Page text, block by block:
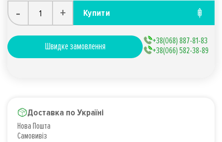
- + Купити
Швидке замовлення
+38(068) 887-81-83
+38(066) 582-38-89
Доставка по Україні
Нова Пошта
Самовивіз